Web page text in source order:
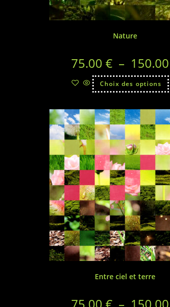
Nature
75.00 € – 150.00
Choix des options
Entre ciel et terre
75.00 € – 150.00